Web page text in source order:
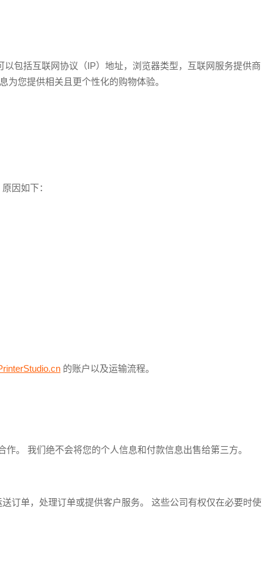
包括互联网协议（IP）地址，浏览器类型，互联网服务提供商
为您提供相关且更个性化的购物体验。
因如下：
的账户以及运输流程。
。 我们绝不会将您的个人信息和付款信息出售给第三方。
订单，处理订单或提供客户服务。 这些公司有权仅在必要时使